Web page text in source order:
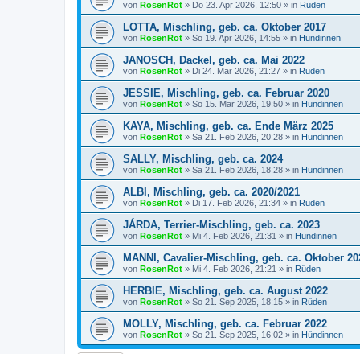
von RosenRot » Do 23. Apr 2026, 12:50 » in Rüden
LOTTA, Mischling, geb. ca. Oktober 2017
von RosenRot » So 19. Apr 2026, 14:55 » in Hündinnen
JANOSCH, Dackel, geb. ca. Mai 2022
von RosenRot » Di 24. Mär 2026, 21:27 » in Rüden
JESSIE, Mischling, geb. ca. Februar 2020
von RosenRot » So 15. Mär 2026, 19:50 » in Hündinnen
KAYA, Mischling, geb. ca. Ende März 2025
von RosenRot » Sa 21. Feb 2026, 20:28 » in Hündinnen
SALLY, Mischling, geb. ca. 2024
von RosenRot » Sa 21. Feb 2026, 18:28 » in Hündinnen
ALBI, Mischling, geb. ca. 2020/2021
von RosenRot » Di 17. Feb 2026, 21:34 » in Rüden
JÁRDA, Terrier-Mischling, geb. ca. 2023
von RosenRot » Mi 4. Feb 2026, 21:31 » in Hündinnen
MANNI, Cavalier-Mischling, geb. ca. Oktober
von RosenRot » Mi 4. Feb 2026, 21:21 » in Rüden
HERBIE, Mischling, geb. ca. August 2022
von RosenRot » So 21. Sep 2025, 18:15 » in Rüden
MOLLY, Mischling, geb. ca. Februar 2022
von RosenRot » So 21. Sep 2025, 16:02 » in Hündinnen